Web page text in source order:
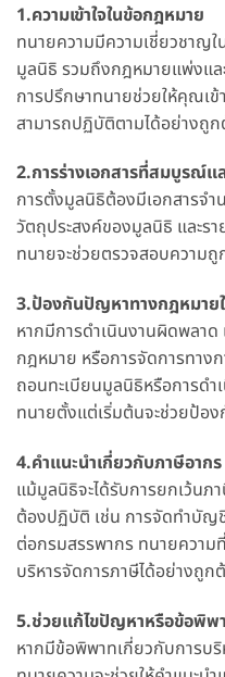
1.ความเข้าใจในข้อกฎหมาย
ทนายความมีความเชี่ยวชาญ
มูลนิธิ รวมถึงกฎหมายแพ่งแ
การปรึกษาทนายช่วยให้คุณเ
สามารถปฏิบัติตามได้อย่างถู
2.การร่างเอกสารที่สมบูรณ์แ
การตั้งมูลนิธิต้องมีเอกสารจ
วัตถุประสงค์ของมูลนิธิ และร
ทนายจะช่วยตรวจสอบความ
3.ป้องกันปัญหาทางกฎหมาย
หากมีการดำเนินงานผิดพลา
กฎหมาย หรือการจัดการทางก
ถอนทะเบียนมูลนิธิหรือการด
ทนายตั้งแต่เริ่มต้นจะช่วยป้อ
4.คำแนะนำเกี่ยวกับภาษีอากร
แม้มูลนิธิจะได้รับการยกเว้น
ต้องปฏิบัติ เช่น การจัดทำบัญ
ต่อกรมสรรพากร ทนายควา
บริหารจัดการภาษีได้อย่างถูก
5.ช่วยแก้ไขปัญหาหรือข้อพิพ
หากมีข้อพิพาทเกี่ยวกับการบริ